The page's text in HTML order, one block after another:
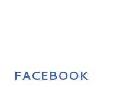
FACEBOOK